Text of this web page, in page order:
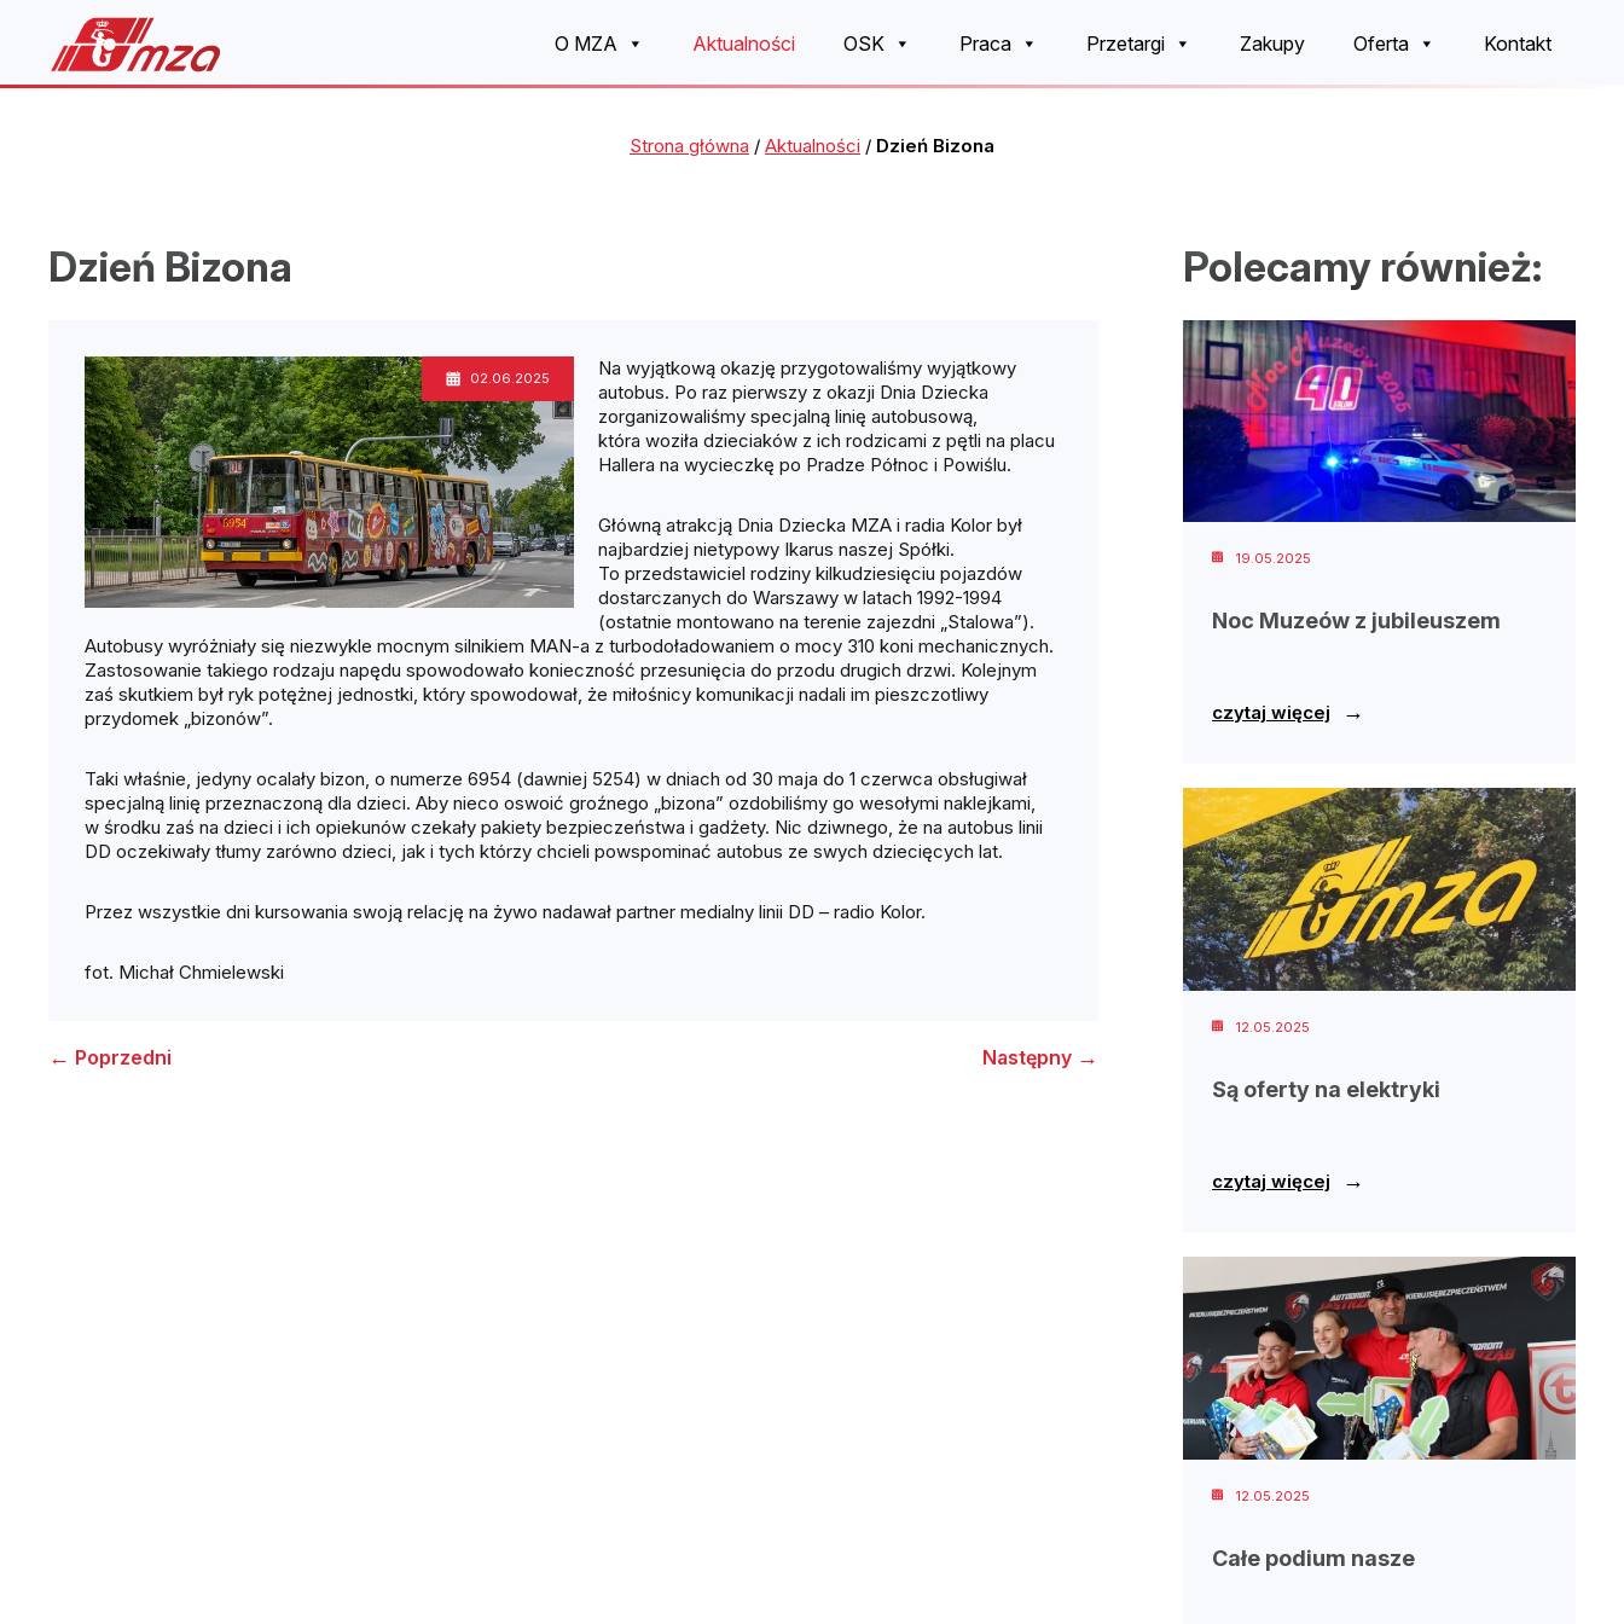
O MZA Aktualności OSK Praca Przetargi Zakupy Oferta Kontakt
Strona główna / Aktualności / Dzień Bizona
Dzień Bizona
02.06.2025
Na wyjątkową okazję przygotowaliśmy wyjątkowy
autobus. Po raz pierwszy z okazji Dnia Dziecka
zorganizowaliśmy specjalną linię autobusową,
która woziła dzieciaków z ich rodzicami z pętli na placu
Hallera na wycieczkę po Pradze Północ i Powiślu.
Główną atrakcją Dnia Dziecka MZA i radia Kolor był
najbardziej nietypowy Ikarus naszej Spółki.
To przedstawiciel rodziny kilkudziesięciu pojazdów
dostarczanych do Warszawy w latach 1992-1994
(ostatnie montowano na terenie zajezdni „Stalowa”).
Autobusy wyróżniały się niezwykle mocnym silnikiem MAN-a z turbodoładowaniem o mocy 310 koni mechanicznych.
Zastosowanie takiego rodzaju napędu spowodowało konieczność przesunięcia do przodu drugich drzwi. Kolejnym
zaś skutkiem był ryk potężnej jednostki, który spowodował, że miłośnicy komunikacji nadali im pieszczotliwy
przydomek „bizonów”.
Taki właśnie, jedyny ocalały bizon, o numerze 6954 (dawniej 5254) w dniach od 30 maja do 1 czerwca obsługiwał
specjalną linię przeznaczoną dla dzieci. Aby nieco oswoić groźnego „bizona” ozdobiliśmy go wesołymi naklejkami,
w środku zaś na dzieci i ich opiekunów czekały pakiety bezpieczeństwa i gadżety. Nic dziwnego, że na autobus linii
DD oczekiwały tłumy zarówno dzieci, jak i tych którzy chcieli powspominać autobus ze swych dziecięcych lat.
Przez wszystkie dni kursowania swoją relację na żywo nadawał partner medialny linii DD – radio Kolor.
fot. Michał Chmielewski
← Poprzedni Następny →
Polecamy również:
19.05.2025
Noc Muzeów z jubileuszem
czytaj więcej →
12.05.2025
Są oferty na elektryki
czytaj więcej →
12.05.2025
Całe podium nasze